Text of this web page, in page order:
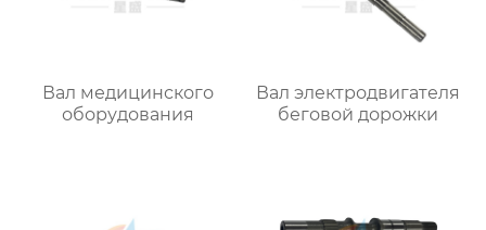
Вал медицинского
оборудования
Вал электродвигателя
беговой дорожки